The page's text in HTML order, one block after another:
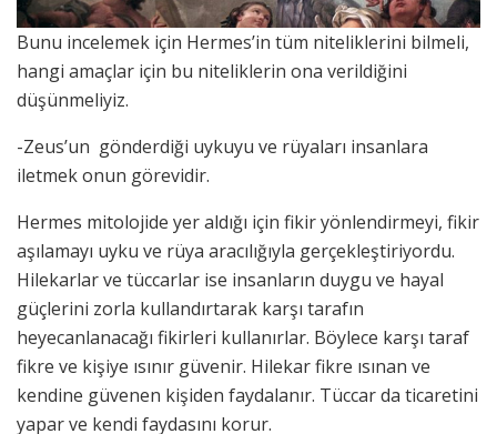
Bunu incelemek için Hermes’in tüm niteliklerini bilmeli,
hangi amaçlar için bu niteliklerin ona verildiğini
düşünmeliyiz.
-Zeus’un gönderdiği uykuyu ve rüyaları insanlara
iletmek onun görevidir.
Hermes mitolojide yer aldığı için fikir yönlendirmeyi, fikir
aşılamayı uyku ve rüya aracılığıyla gerçekleştiriyordu.
Hilekarlar ve tüccarlar ise insanların duygu ve hayal
güçlerini zorla kullandırtarak karşı tarafın
heyecanlanacağı fikirleri kullanırlar. Böylece karşı taraf
fikre ve kişiye ısınır güvenir. Hilekar fikre ısınan ve
kendine güvenen kişiden faydalanır. Tüccar da ticaretini
yapar ve kendi faydasını korur.